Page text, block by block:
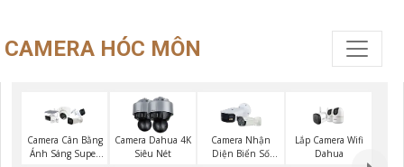
CAMERA HÓC MÔN
Camera Cân Bằng
Ánh Sáng Super
Camera Dahua 4K
Siêu Nét
Camera Nhận
Diện Biển Số
Lắp Camera Wifi
Dahua